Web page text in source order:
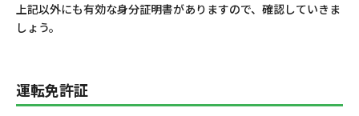
上記以外にも有効な身分証明書がありますので、確認していきま
しょう。
運転免許証